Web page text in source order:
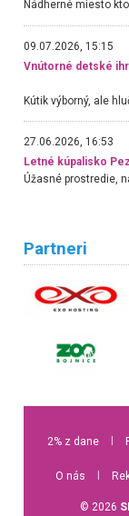
09.07.2026, 15:15
Vnútorné detské
27.06.2026, 16:53
Letné kúpalisko
Partneri
2% z dane
O nás
© 2026